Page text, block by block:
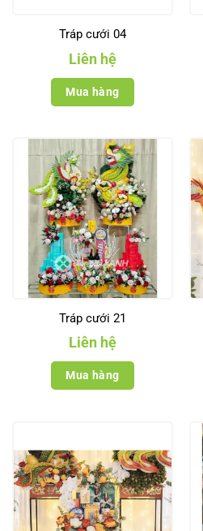
Tráp cưới 04
Liên hệ
Mua hàng
Tráp cưới 21
Liên hệ
Mua hàng